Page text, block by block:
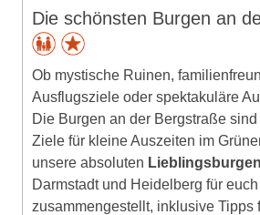
Die schönsten Burgen an
Ob mystische Ruinen,
Ausflugsziele oder spektakuläre
Die Burgen an der Bergstraße
Ziele für kleine Auszeiten im
unsere absoluten Lieblingsburgen
Darmstadt und Heidelberg für euch
zusammengestellt, inklusive Tipps